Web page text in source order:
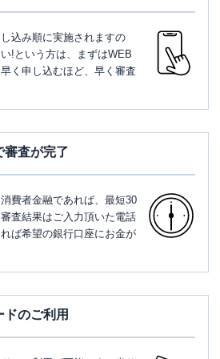
込み順に実施されますの
!という方は、まずはWEB
く申し込むほど、早く審査
審査が完了
費者金融であれば、最短30
査結果はご入力頂いた電話
ば希望の銀行口座にお金が
ドのご利用